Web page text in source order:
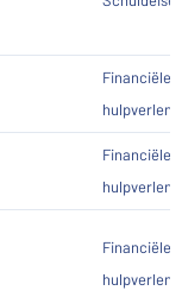
Financiële
Financiële
Financiële